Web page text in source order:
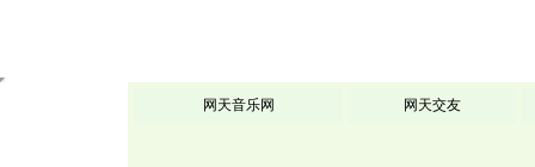
网天音乐网 网天交友